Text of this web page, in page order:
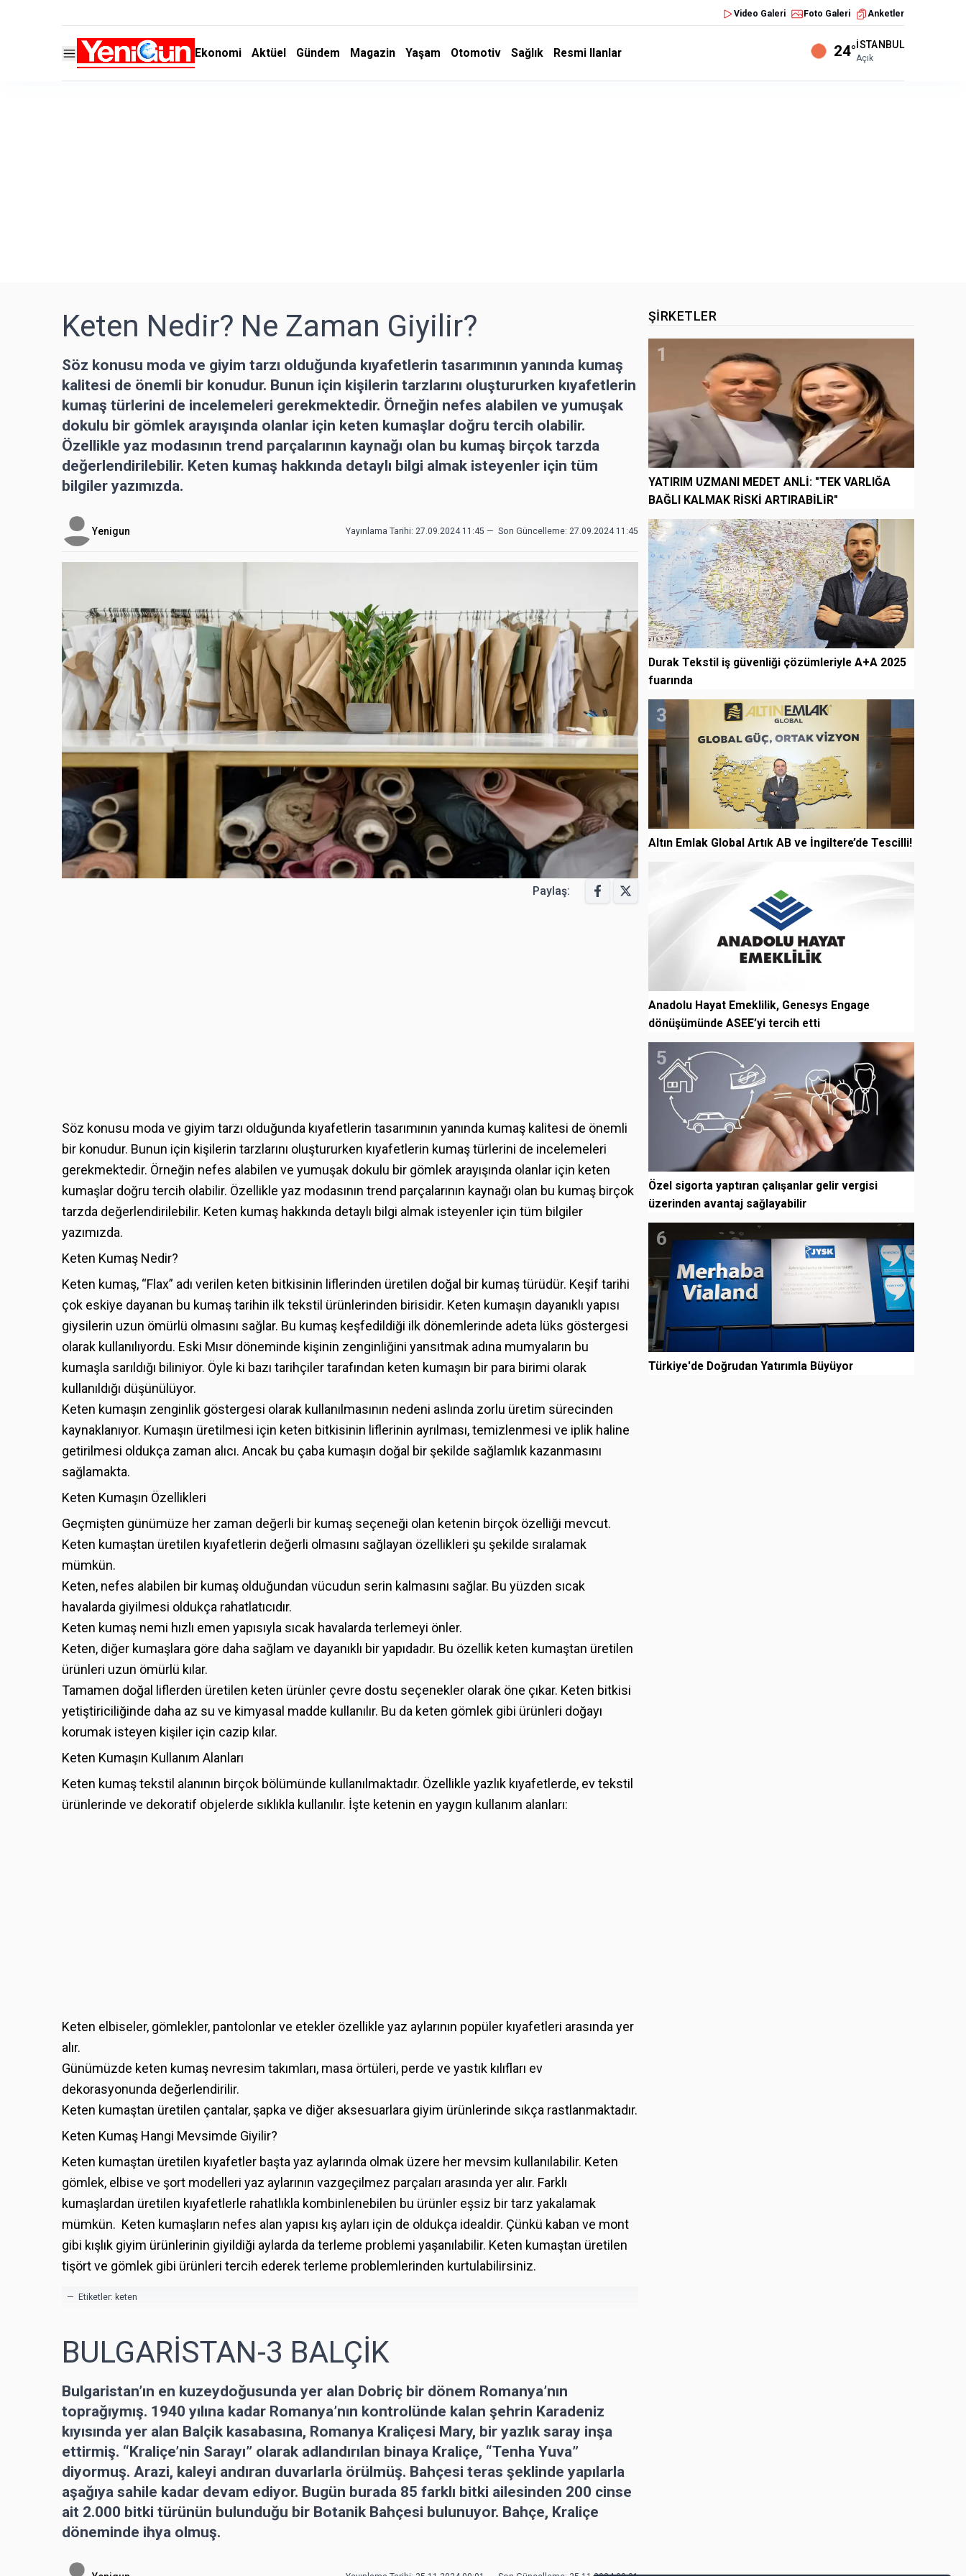
Video Galeri Foto Galeri Anketler
Ekonomi Aktüel Gündem Magazin Yaşam Otomotiv Sağlık Resmi Ilanlar 24°İSTANBUL
Açık
Keten Nedir? Ne Zaman Giyilir?
Söz konusu moda ve giyim tarzı olduğunda kıyafetlerin tasarımının yanında kumaş
kalitesi de önemli bir konudur. Bunun için kişilerin tarzlarını oluştururken kıyafetlerin
kumaş türlerini de incelemeleri gerekmektedir. Örneğin nefes alabilen ve yumuşak
dokulu bir gömlek arayışında olanlar için keten kumaşlar doğru tercih olabilir.
Özellikle yaz modasının trend parçalarının kaynağı olan bu kumaş birçok tarzda
değerlendirilebilir. Keten kumaş hakkında detaylı bilgi almak isteyenler için tüm
bilgiler yazımızda.
Yenigun Yayınlama Tarihi: 27.09.2024 11:45 — Son Güncelleme: 27.09.2024 11:45
Paylaş:
Söz konusu moda ve giyim tarzı olduğunda kıyafetlerin tasarımının yanında kumaş kalitesi de önemli
bir konudur. Bunun için kişilerin tarzlarını oluştururken kıyafetlerin kumaş türlerini de incelemeleri
gerekmektedir. Örneğin nefes alabilen ve yumuşak dokulu bir gömlek arayışında olanlar için keten
kumaşlar doğru tercih olabilir. Özellikle yaz modasının trend parçalarının kaynağı olan bu kumaş birçok
tarzda değerlendirilebilir. Keten kumaş hakkında detaylı bilgi almak isteyenler için tüm bilgiler
yazımızda.
Keten Kumaş Nedir?
Keten kumaş, “Flax” adı verilen keten bitkisinin liflerinden üretilen doğal bir kumaş türüdür. Keşif tarihi
çok eskiye dayanan bu kumaş tarihin ilk tekstil ürünlerinden birisidir. Keten kumaşın dayanıklı yapısı
giysilerin uzun ömürlü olmasını sağlar. Bu kumaş keşfedildiği ilk dönemlerinde adeta lüks göstergesi
olarak kullanılıyordu. Eski Mısır döneminde kişinin zenginliğini yansıtmak adına mumyaların bu
kumaşla sarıldığı biliniyor. Öyle ki bazı tarihçiler tarafından keten kumaşın bir para birimi olarak
kullanıldığı düşünülüyor.
Keten kumaşın zenginlik göstergesi olarak kullanılmasının nedeni aslında zorlu üretim sürecinden
kaynaklanıyor. Kumaşın üretilmesi için keten bitkisinin liflerinin ayrılması, temizlenmesi ve iplik haline
getirilmesi oldukça zaman alıcı. Ancak bu çaba kumaşın doğal bir şekilde sağlamlık kazanmasını
sağlamakta.
Keten Kumaşın Özellikleri
Geçmişten günümüze her zaman değerli bir kumaş seçeneği olan ketenin birçok özelliği mevcut.
Keten kumaştan üretilen kıyafetlerin değerli olmasını sağlayan özellikleri şu şekilde sıralamak
mümkün.
Keten, nefes alabilen bir kumaş olduğundan vücudun serin kalmasını sağlar. Bu yüzden sıcak
havalarda giyilmesi oldukça rahatlatıcıdır.
Keten kumaş nemi hızlı emen yapısıyla sıcak havalarda terlemeyi önler.
Keten, diğer kumaşlara göre daha sağlam ve dayanıklı bir yapıdadır. Bu özellik keten kumaştan üretilen
ürünleri uzun ömürlü kılar.
Tamamen doğal liflerden üretilen keten ürünler çevre dostu seçenekler olarak öne çıkar. Keten bitkisi
yetiştiriciliğinde daha az su ve kimyasal madde kullanılır. Bu da keten gömlek gibi ürünleri doğayı
korumak isteyen kişiler için cazip kılar.
Keten Kumaşın Kullanım Alanları
Keten kumaş tekstil alanının birçok bölümünde kullanılmaktadır. Özellikle yazlık kıyafetlerde, ev tekstil
ürünlerinde ve dekoratif objelerde sıklıkla kullanılır. İşte ketenin en yaygın kullanım alanları:
Keten elbiseler, gömlekler, pantolonlar ve etekler özellikle yaz aylarının popüler kıyafetleri arasında yer
alır.
Günümüzde keten kumaş nevresim takımları, masa örtüleri, perde ve yastık kılıfları ev
dekorasyonunda değerlendirilir.
Keten kumaştan üretilen çantalar, şapka ve diğer aksesuarlara giyim ürünlerinde sıkça rastlanmaktadır.
Keten Kumaş Hangi Mevsimde Giyilir?
Keten kumaştan üretilen kıyafetler başta yaz aylarında olmak üzere her mevsim kullanılabilir. Keten
gömlek, elbise ve şort modelleri yaz aylarının vazgeçilmez parçaları arasında yer alır. Farklı
kumaşlardan üretilen kıyafetlerle rahatlıkla kombinlenebilen bu ürünler eşsiz bir tarz yakalamak
mümkün. Keten kumaşların nefes alan yapısı kış ayları için de oldukça idealdir. Çünkü kaban ve mont
gibi kışlık giyim ürünlerinin giyildiği aylarda da terleme problemi yaşanılabilir. Keten kumaştan üretilen
tişört ve gömlek gibi ürünleri tercih ederek terleme problemlerinden kurtulabilirsiniz.
— Etiketler: keten
BULGARİSTAN-3 BALÇİK
Bulgaristan’ın en kuzeydoğusunda yer alan Dobriç bir dönem Romanya’nın
toprağıymış. 1940 yılına kadar Romanya’nın kontrolünde kalan şehrin Karadeniz
kıyısında yer alan Balçik kasabasına, Romanya Kraliçesi Mary, bir yazlık saray inşa
ettirmiş. “Kraliçe’nin Sarayı” olarak adlandırılan binaya Kraliçe, “Tenha Yuva”
diyormuş. Arazi, kaleyi andıran duvarlarla örülmüş. Bahçesi teras şeklinde yapılarla
aşağıya sahile kadar devam ediyor. Bugün burada 85 farklı bitki ailesinden 200 cinse
ait 2.000 bitki türünün bulunduğu bir Botanik Bahçesi bulunuyor. Bahçe, Kraliçe
döneminde ihya olmuş.
ŞIRKETLER
1
YATIRIM UZMANI MEDET ANLİ: "TEK VARLIĞA
BAĞLI KALMAK RİSKİ ARTIRABİLİR"
2
Durak Tekstil iş güvenliği çözümleriyle A+A 2025
fuarında
3
Altın Emlak Global Artık AB ve İngiltere’de Tescilli!
Anadolu Hayat Emeklilik, Genesys Engage
dönüşümünde ASEE’yi tercih etti
5
Özel sigorta yaptıran çalışanlar gelir vergisi
üzerinden avantaj sağlayabilir
6
Türkiye'de Doğrudan Yatırımla Büyüyor